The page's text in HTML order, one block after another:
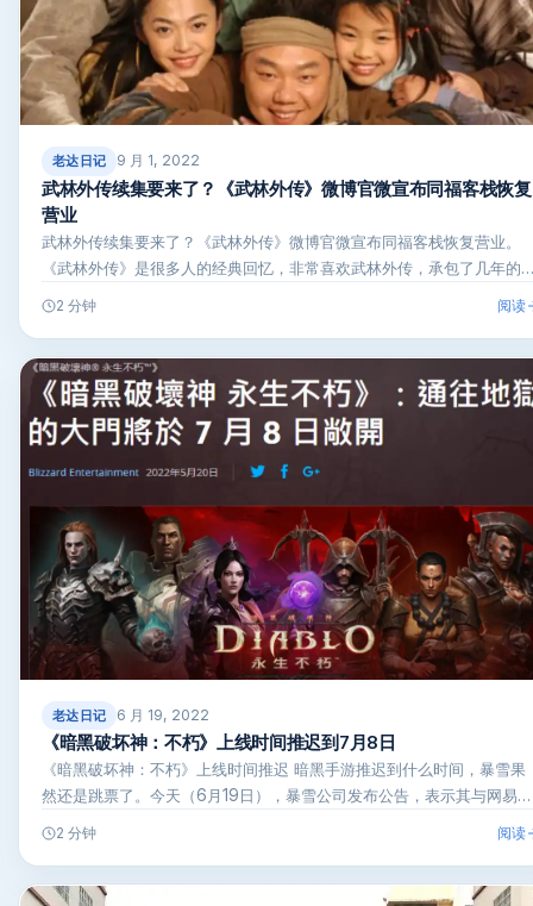
老达日记 9 月 1, 2022
武林外传续集要来了？《武林外传》微博官微宣布同福客栈恢复
营业
武林外传续集要来了？《武林外传》微博官微宣布同福客栈恢复营业。
《武林外传》是很多人的经典回忆，非常喜欢武林外传，承包了几年的
2 分钟 阅读
老达日记 6 月 19, 2022
《暗黑破坏神：不朽》上线时间推迟到7月8日
《暗黑破坏神：不朽》上线时间推迟 暗黑手游推迟到什么时间，暴雪果
然还是跳票了。今天（6月19日），暴雪公司发布公告，表示其与网易
2 分钟 阅读